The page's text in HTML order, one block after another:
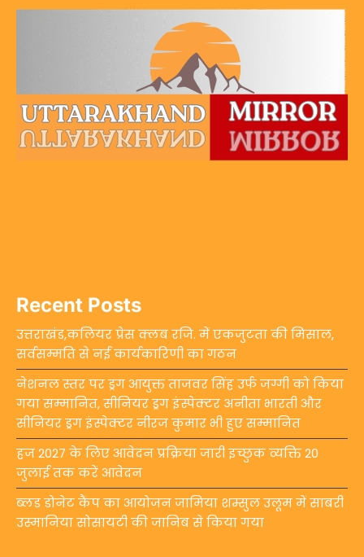
Recent Posts
उत्तराखंड,कलियर प्रेस क्लब रजि. में एकजुटता की मिसाल,
सर्वसम्मति से नई कार्यकारिणी का गठन
नेशनल स्तर पर ड्रग आयुक्त ताजवर सिंह उर्फ जग्गी को किया
गया सम्मानित, सीनियर ड्रग इंस्पेक्टर अनीता भारती और
सीनियर ड्रग इंस्पेक्टर नीरज कुमार भी हुए सम्मानित
हज 2027 के लिए आवेदन प्रक्रिया जारी इच्छुक व्यक्ति 20
जुलाई तक करें आवेदन
ब्लड डोनेट कैंप का आयोजन जामिया शम्सुल उलूम में साबरी
उस्मानिया सोसायटी की जानिब से किया गया